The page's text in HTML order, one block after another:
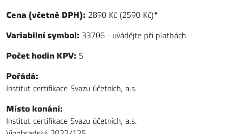
Cena (včetně DPH): 2890 Kč (2590 Kč)*
Variabilní symbol: 33706 - uvádějte při platbách
Počet hodin KPV: 5
Pořádá:
Institut certifikace Svazu účetních, a.s.
Místo konání:
Institut certifikace Svazu účetních, a.s.